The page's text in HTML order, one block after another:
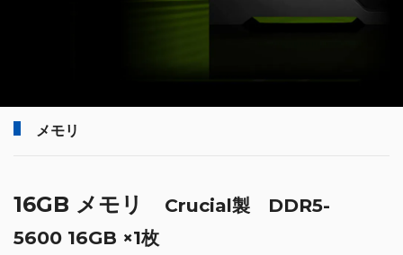
メモリ
16GB メモリ
Crucial製 DDR5-
5600 16GB ×1枚